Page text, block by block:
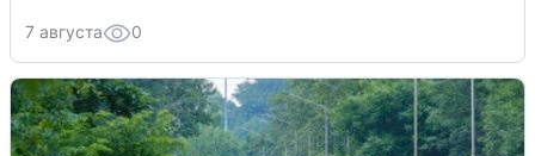
7 августа 0